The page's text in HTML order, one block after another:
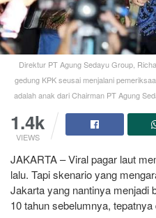
Direktur PT Agung Sedayu Group,
gedung KPK seusai menjalani
adalah anak dari Chairman PT Agung
1.4k
VIEWS
JAKARTA – Viral pagar laut
lalu. Tapi skenario yang
Jakarta yang nantinya menjadi
10 tahun sebelumnya, tepatnya